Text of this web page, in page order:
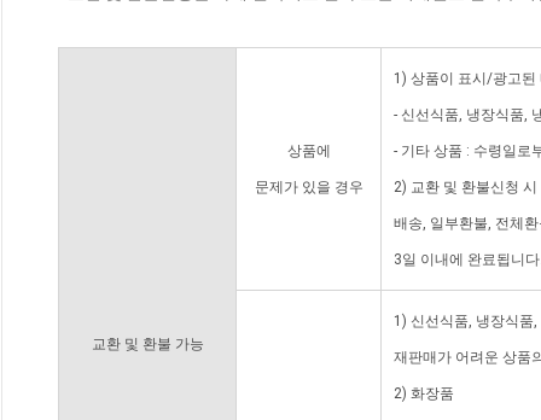
교환 및 환불 가능
상품에
문제가 있을 경우
1) 상품이 표시/광고된
- 신선식품, 냉장식품,
- 기타 상품 : 수령일로
2) 교환 및 환불신청
배송, 일부환불, 전체
3일 이내에 완료됩니
1) 신선식품, 냉장식품
재판매가 어려운 상품
2) 화장품